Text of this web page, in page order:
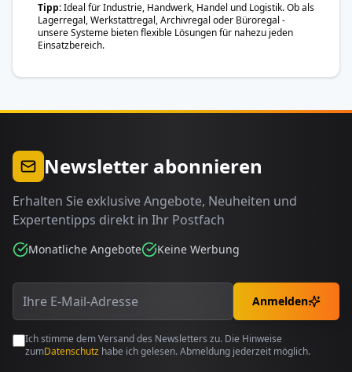
Tipp Ideal für Industrie, Handwerk, Handel und Logistik. Ob als
Lagerregal, Werkstattregal, Archivregal oder Büroregal -
unsere Systeme bieten flexible Lösungen für nahezu jeden
Einsatzbereich.
Newsletter abonnieren
Erhalten Sie exklusive Angebote, Neuheiten und
Expertentipps direkt in Ihr Postfach
Monatliche Angebote Keine Werbung
Anmelden
Ich stimme dem Versand des Newsletters zu. Die Hinweise
zumDatenschutz habe ich gelesen. Abmeldung jederzeit möglich.